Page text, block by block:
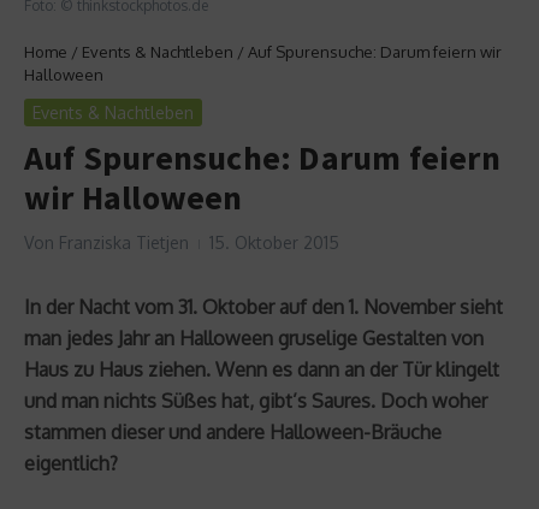
Foto: © thinkstockphotos.de
Home / Events & Nachtleben / Auf Spurensuche: Darum feiern wir
Halloween
Events & Nachtleben
Auf Spurensuche: Darum feiern
wir Halloween
Von Franziska Tietjen 15. Oktober 2015
In der Nacht vom 31. Oktober auf den 1. November sieht
man jedes Jahr an Halloween gruselige Gestalten von
Haus zu Haus ziehen. Wenn es dann an der Tür klingelt
und man nichts Süßes hat, gibt’s Saures. Doch woher
stammen dieser und andere Halloween-Bräuche
eigentlich?